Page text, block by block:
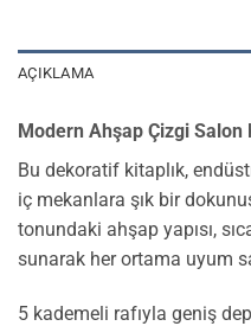
AÇIKLAMA
Modern Ahşap Çizgi Salon
Bu dekoratif kitaplık,
iç mekanlara şık bir
tonundaki ahşap yapısı,
sunarak her ortama uyum
5 kademeli rafıyla geniş